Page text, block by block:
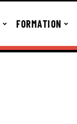
FORMATION